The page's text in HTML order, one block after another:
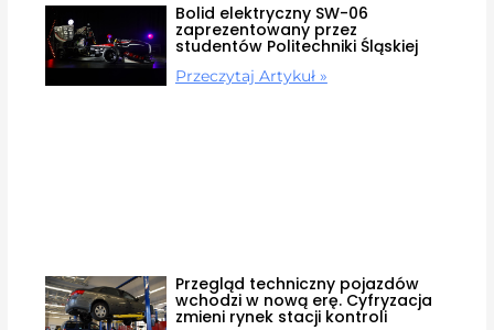
Bolid elektryczny SW-06
zaprezentowany przez
studentów Politechniki Śląskiej
Przeczytaj Artykuł »
Przegląd techniczny pojazdów
wchodzi w nową erę. Cyfryzacja
zmieni rynek stacji kontroli